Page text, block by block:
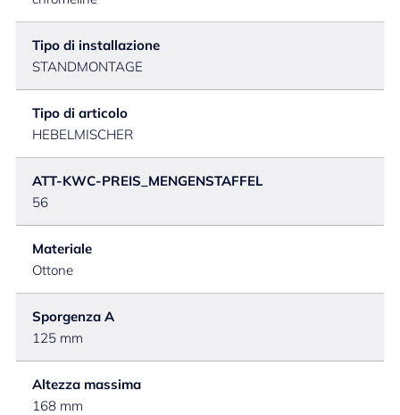
Tipo di installazione
STANDMONTAGE
Tipo di articolo
HEBELMISCHER
ATT-KWC-PREIS_MENGENSTAFFEL
56
Materiale
Ottone
Sporgenza A
125 mm
Altezza massima
168 mm